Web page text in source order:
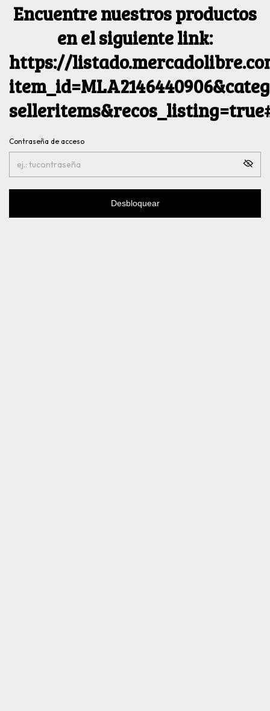
Encuentre nuestros productos
en el siguiente link:
https://
Contraseña de acceso
Desbloquear